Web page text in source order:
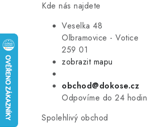
Kde nás najdete
Veselka 48
Olbramovice - Votice
259 01
zobrazit mapu
obchod@dokose.cz
Odpovíme do 24 hodin
Spolehlivý obchod